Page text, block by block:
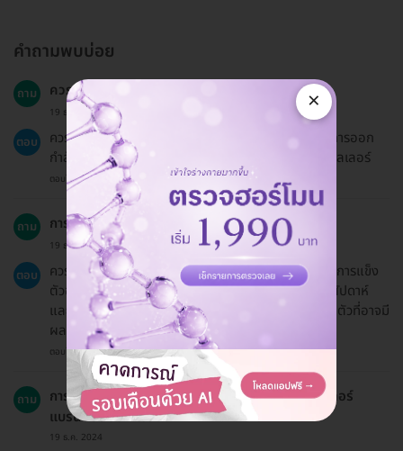
คำถามพบบ่อย
ถาม ควรหลีกเลี่ยงอะไรหลังจากทำฟิลเลอร์?
19 ธ.ค. 2024
ตอบ
ควรหลีกเลี่ยงการสัมผัสหรือกดทับบริเวณที่ฉีด รวมถึงการออก
กำลังกายหนักๆ หรือการนวดหน้าในวันแรกหลังการทำฟิลเลอร์
ตอบโดยทีมงาน HD
ถาม การเตรียมตัวก่อนทำฟิลเลอร์ควรทำอย่างไร?
19 ธ.ค. 2024
ตอบ
ควรหลีกเลี่ยงการดื่มแอลกอฮอล์และการใช้ยาที่มีผลต่อการแข็ง
ตัวของเลือด เช่น ยาแอสไพริน ก่อนวันที่ทำประมาณ 1 สัปดาห์
และควรปรึกษาแพทย์หากคุณกำลังใช้ยาหรือมีโรคประจำตัวที่อาจมี
ผลต่อการทำฟิลเลอร์
ตอบโดยทีมงาน HD
ถาม
การฉีดฟิลเลอร์ Juvederm แตกต่างจากการฉีดฟิลเลอร์
แบรนด์อื่นอย่างไร?
19 ธ.ค. 2024
×